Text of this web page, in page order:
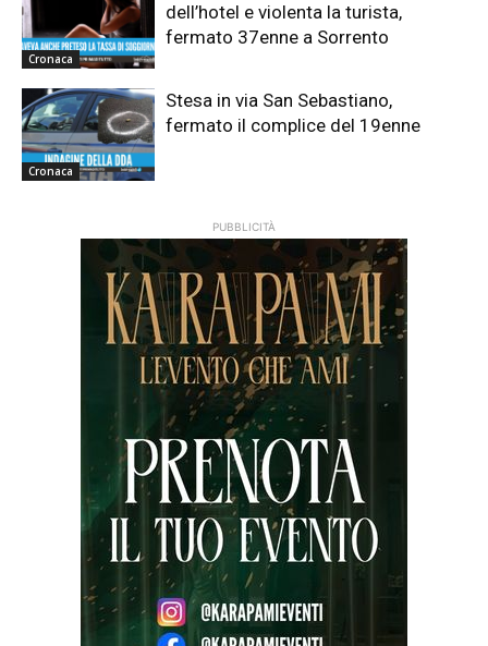
Cronaca
dell’hotel e violenta la turista,
fermato 37enne a Sorrento
Cronaca
Stesa in via San Sebastiano,
fermato il complice del 19enne
PUBBLICITÀ